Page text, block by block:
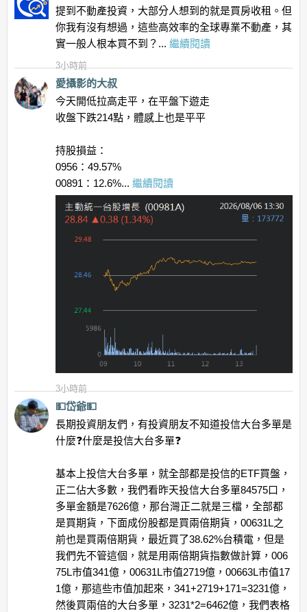
提到不動產投資，大部分人想到的就是買房收租。但
你我有沒有想過，這些高效率的全球專業不動產，其
實一般人根本買不到？... 繼續閱讀
3小時前
愛攝影的大叔
今天開低拉高走平，在平盤下遊走
收盤下跌214點，體感上也是平平
持股損益：
0956：49.57%
00891：12.6%... 繼續閱讀
3小時前
💵岱爺💵
長期投資朋友們，有投資朋友不知道投信大台多單是
什麼❓什麼是投信大台多單❓
基本上投信大台多單，就全部都是投信的ETF買盤，
正二佔大多數，我們看昨天投信大台多單84575口，
多單金額是7626億，那台灣正二就是三檔，全部都
是買期貨，下面成份股都是買兩倍期貨，00631L之
前也是買兩倍期貨，最近買了38.62%台積電，但是
我們先不管這個，就是用兩倍期貨指數做計算，006
75L市值341億，00631L市值2719億，00663L市值17
1億，那這些市值加起來，341+2719+171=3231億，
然後買兩倍的大台多單，3231*2=6462億，我們表格